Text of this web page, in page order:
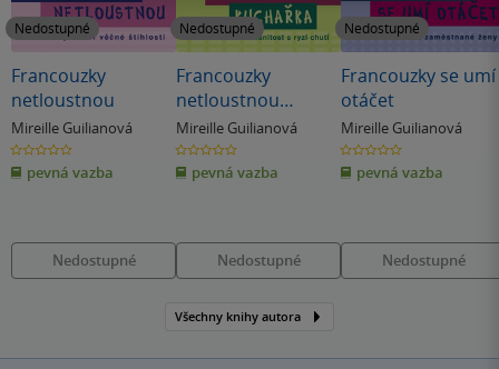
Nedostupné
Francouzky
netloustnou
Mireille Guilianová
0.0
z
5
hvězdiček
pevná vazba
Nedostupné
Nedostupné
Francouzky
netloustnou
Kuchařka
Mireille Guilianová
0.0
z
5
hvězdiček
pevná vazba
Nedostupné
Nedostupné
Francouzky se umí
otáčet
Mireille Guilianová
0.0
z
5
hvězdiček
pevná vazba
Nedostupné
Všechny knihy autora